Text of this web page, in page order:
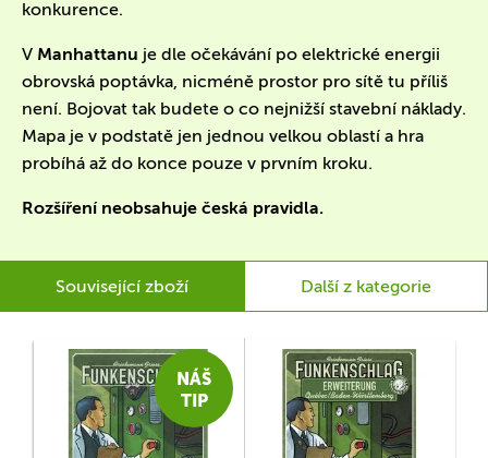
konkurence.
V Manhattanu je dle očekávání po elektrické energii
obrovská poptávka, nicméně prostor pro sítě tu příliš
není. Bojovat tak budete o co nejnižší stavební náklady.
Mapa je v podstatě jen jednou velkou oblastí a hra
probíhá až do konce pouze v prvním kroku.
Rozšíření neobsahuje česká pravidla.
Související zboží Další z kategorie
NÁŠ
TIP